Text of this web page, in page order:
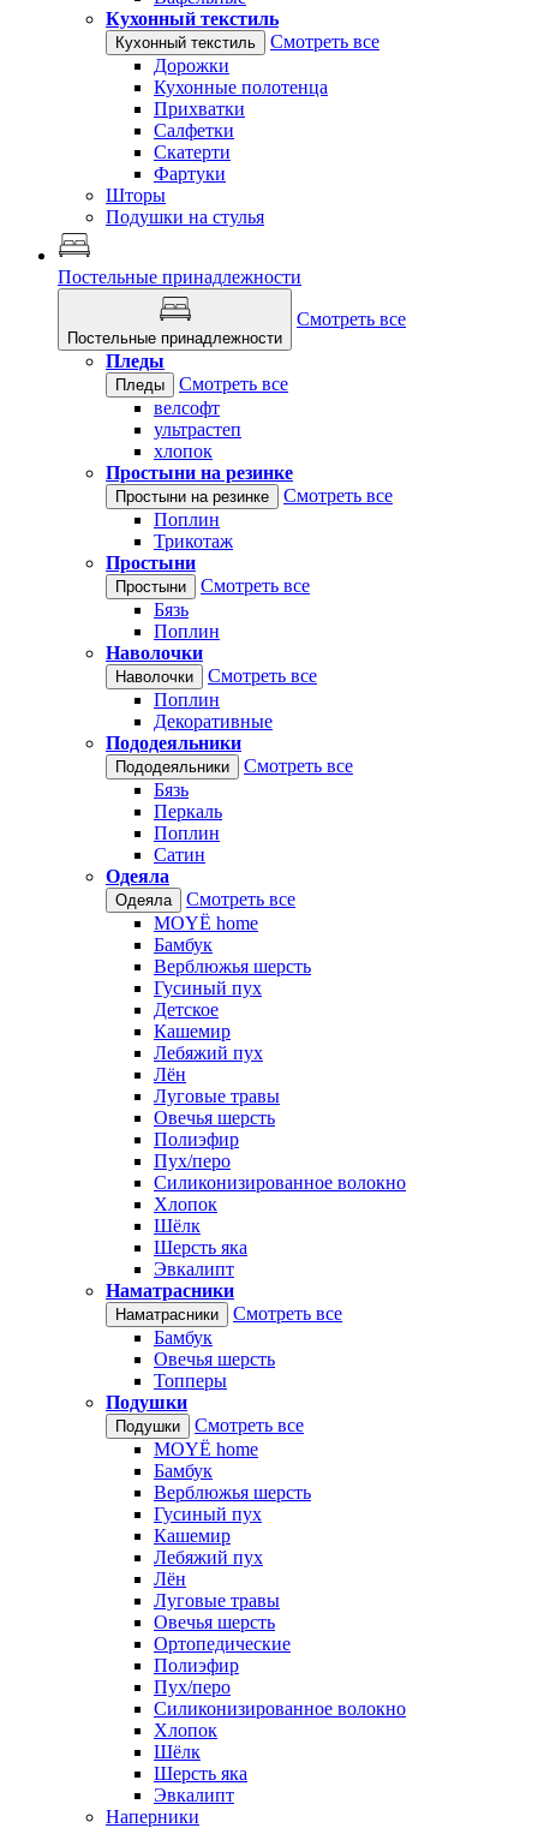
Кухонный текстиль
Кухонный текстиль
Смотреть все
Дорожки
Кухонные полотенца
Прихватки
Салфетки
Скатерти
Фартуки
Шторы
Подушки на стулья
Постельные принадлежности
Постельные принадлежности
Смотреть все
Пледы
Пледы
Смотреть все
велсофт
ультрастеп
хлопок
Простыни на резинке
Простыни на резинке
Смотреть все
Поплин
Трикотаж
Простыни
Простыни
Смотреть все
Бязь
Поплин
Наволочки
Наволочки
Смотреть все
Поплин
Декоративные
Пододеяльники
Пододеяльники
Смотреть все
Бязь
Перкаль
Поплин
Сатин
Одеяла
Одеяла
Смотреть все
MOYЁ home
Бамбук
Верблюжья шерсть
Гусиный пух
Детское
Кашемир
Лебяжий пух
Лён
Луговые травы
Овечья шерсть
Полиэфир
Пух/перо
Силиконизированное волокно
Хлопок
Шёлк
Шерсть яка
Эвкалипт
Наматрасники
Наматрасники
Смотреть все
Бамбук
Овечья шерсть
Топперы
Подушки
Подушки
Смотреть все
MOYЁ home
Бамбук
Верблюжья шерсть
Гусиный пух
Кашемир
Лебяжий пух
Лён
Луговые травы
Овечья шерсть
Ортопедические
Полиэфир
Пух/перо
Силиконизированное волокно
Хлопок
Шёлк
Шерсть яка
Эвкалипт
Наперники